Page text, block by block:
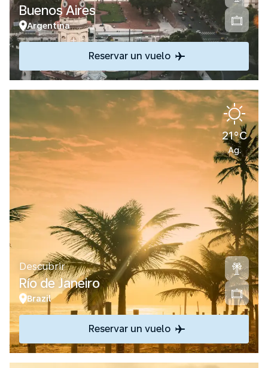
Buenos Aires
Argentina
Reservar un vuelo
21°C
Ag.
Descubrir
Río de Janeiro
Brazil
Reservar un vuelo